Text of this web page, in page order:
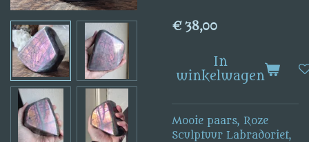
€ 38,00
In
winkelwagen
Mooie paars, Roze
Sculptuur Labradoriet,